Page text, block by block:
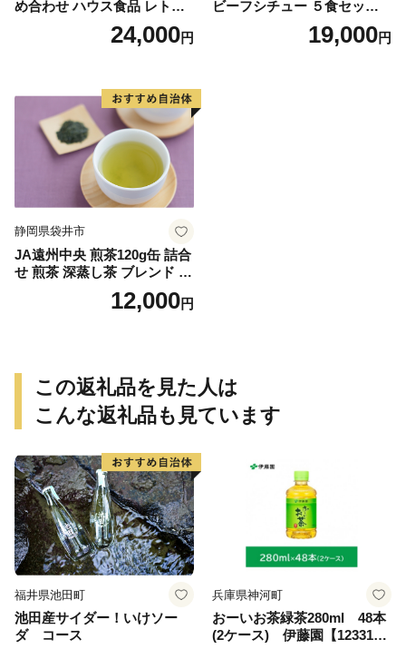
め合わせ ハウス食品 レトル
24,000円
ビーフシチュー ５食セット
贅沢 贈り物 料理 簡単 レンチ
ン おすすめ 人気 厳選 袋井市
19,000円
静岡県袋井市
JA遠州中央 煎茶120g缶 詰合
せ 煎茶 深蒸し茶 ブレンド ギ
フト 贈り物 人気 厳選 おすす
め 袋井市 飲料類 お茶 緑茶
12,000円
この返礼品を見た人は
こんな返礼品も見ています
福井県池田町
池田産サイダー！いけソー
ダ コース
兵庫県神河町
おーいお茶緑茶280ml 48本
(2ケース) 伊藤園【123317